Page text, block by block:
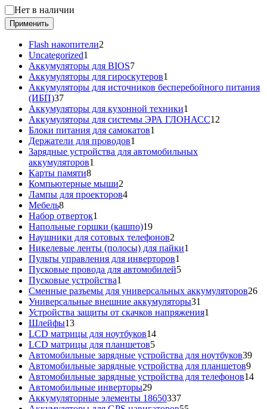
Статус
Нет в наличии
Применить
Flash накопители2
Uncategorized1
товар
Аккумуляторы для BIOS77
товаров
Аккумуляторы для гироскутеров1
товар
Аккумуляторы для источников бесперебойного питания
(ИБП)3737
товаров
Аккумуляторы для кухонной техники1
товар
Аккумуляторы для системы ЭРА ГЛОНАСС12
Блоки питания для самокатов1
Держатели для проводов1
товар
Зарядные устройства для автомобильных
аккумуляторов1
Карты памяти88
товаров
Компьютерные мыши2
товара
Лампы для проекторов44
Мебель88
товаров
Набор отверток1
товар
Напольные горшки (кашпо)1919
товаров
Наушники для сотовых телефонов2
товара
Никелевые ленты (полосы) для пайки1
Пульты управления для инверторов1
товар
Пусковые провода для автомобилей55
Пусковые устройства1
товар
Сменные разъемы для универсальных аккумуляторов2626
Универсальные внешние аккумуляторы31
товар
Устройства защиты от скачков напряжения1
Шлейфы1313
товаров
LCD матрицы для ноутбуков1414
LCD матрицы для планшетов55
товаров
Автомобильные зарядные устройства для ноутбуков3939
Автомобильные зарядные устройства для планшетов99
Автомобильные зарядные устройства для телефонов1414
Автомобильные инверторы2929
товаров
Аккумуляторные элементы 18650337337